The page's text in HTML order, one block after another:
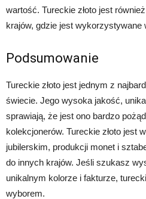
wartość. Tureckie złoto jest
krajów, gdzie jest wykorzystywane
Podsumowanie
Tureckie złoto jest jednym z
świecie. Jego wysoka jakość,
sprawiają, że jest ono bardzo
kolekcjonerów. Tureckie złoto jest
jubilerskim, produkcji monet i
do innych krajów. Jeśli szukasz
unikalnym kolorze i fakturze,
wyborem.